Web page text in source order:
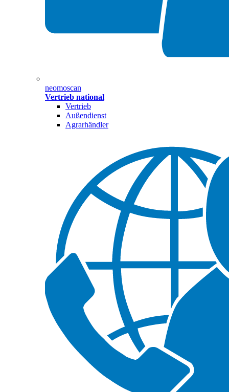
neomoscan
Vertrieb national
Vertrieb
Außendienst
Agrarhändler